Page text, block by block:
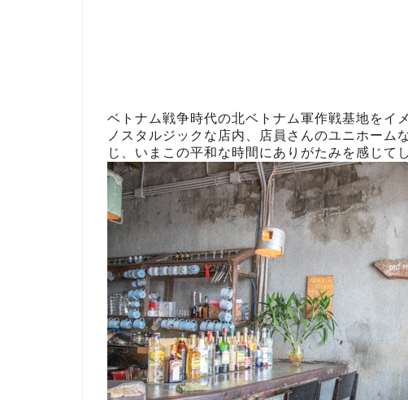
ベトナム戦争時代の北ベトナム軍作戦基地をイ
ノスタルジックな店内、店員さんのユニホーム
じ、いまこの平和な時間にありがたみを感じて